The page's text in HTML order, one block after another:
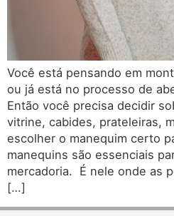
Você está pensando em
ou já está no processo de
Então você precisa decidir
vitrine, cabides, prateleiras,
escolher o manequim certo
manequins são essenciais
mercadoria. É nele onde as
[…]